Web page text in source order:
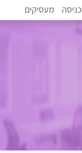
כניסה מעסיקים